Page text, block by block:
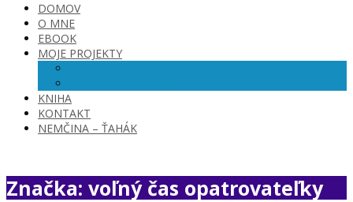
DOMOV
O MNE
EBOOK
MOJE PROJEKTY
KNIHA
KONTAKT
NEMČINA – ŤAHÁK
Značka: voľný čas opatrovateľky